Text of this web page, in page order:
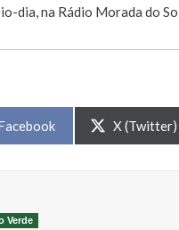
dia, na Rádio Morada do
Share
on
X (Twitter)
Verde